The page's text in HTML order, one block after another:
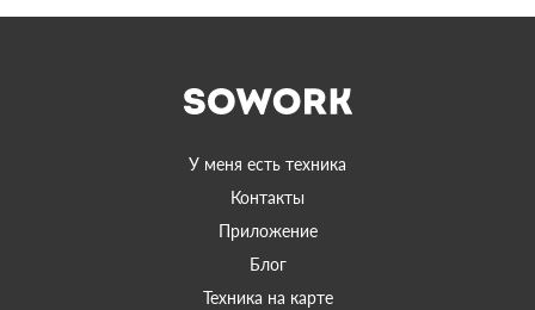
У меня есть техника
Контакты
Приложение
Блог
Техника на карте